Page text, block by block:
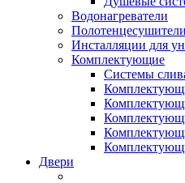
Водонагреватели
Полотенцесушители
Инсталляции для
Комплектующие
Системы
Двери